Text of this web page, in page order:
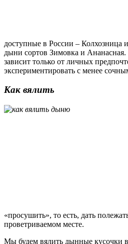
доступные в России – Колхозница
дыни сортов Зимовка и
зависит только от личных
экспериментировать с менее
Как вялить
«просушить», то есть, дать
проветриваемом месте.
Мы будем вялить дынные кусочки